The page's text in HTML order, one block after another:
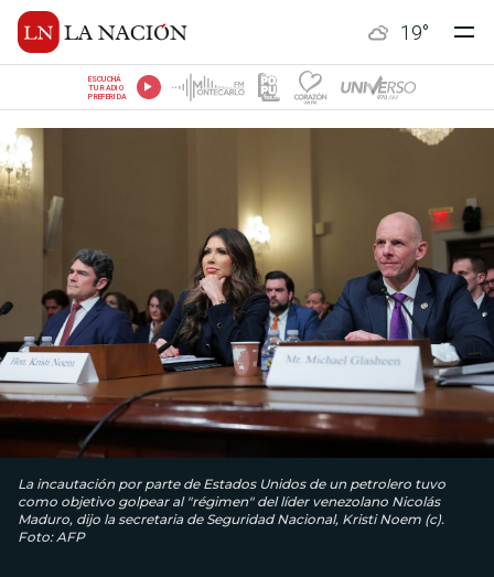
19°
ESCUCHÁ
TU RADIO
PREFERIDA
La incautación por parte de Estados Unidos de un petrolero tuvo
como objetivo golpear al "régimen" del líder venezolano Nicolás
Maduro, dijo la secretaria de Seguridad Nacional, Kristi Noem (c).
Foto: AFP